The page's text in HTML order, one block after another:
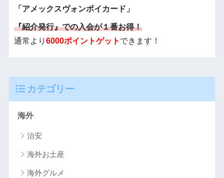
「アメックスヴォンボイカード」
『紹介発行』での入会が１番お得！
通常より 6000ポイントゲット できます！
カテゴリー
海外
治安
海外お土産
海外グルメ